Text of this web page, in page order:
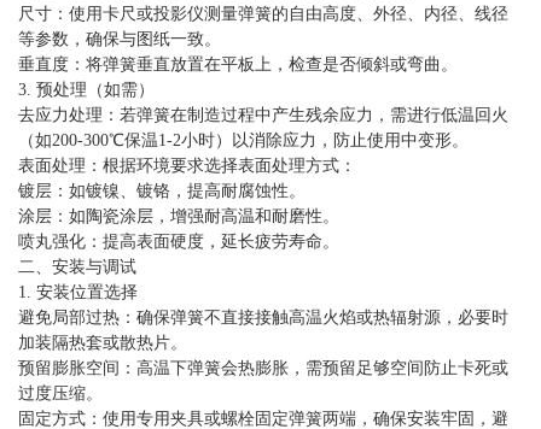
尺寸：使用卡尺或投影仪测量弹簧的自由高度、外径、内径、线径
等参数，确保与图纸一致。
垂直度：将弹簧垂直放置在平板上，检查是否倾斜或弯曲。
3. 预处理（如需）
去应力处理：若弹簧在制造过程中产生残余应力，需进行低温回火
（如200-300℃保温1-2小时）以消除应力，防止使用中变形。
表面处理：根据环境要求选择表面处理方式：
镀层：如镀镍、镀铬，提高耐腐蚀性。
涂层：如陶瓷涂层，增强耐高温和耐磨性。
喷丸强化：提高表面硬度，延长疲劳寿命。
二、安装与调试
1. 安装位置选择
避免局部过热：确保弹簧不直接接触高温火焰或热辐射源，必要时
加装隔热套或散热片。
预留膨胀空间：高温下弹簧会热膨胀，需预留足够空间防止卡死或
过度压缩。
固定方式：使用专用夹具或螺栓固定弹簧两端，确保安装牢固，避